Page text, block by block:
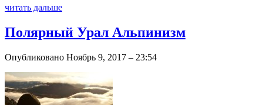
читать дальше
Полярный Урал Альпинизм
Опубликовано Ноябрь 9, 2017 – 23:54